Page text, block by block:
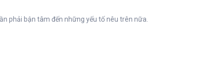
phải bận tâm đến những yếu tố nêu trên nữa.